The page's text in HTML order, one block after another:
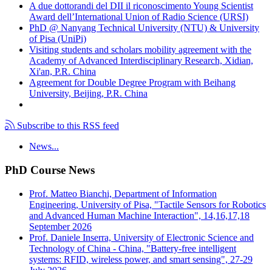
A due dottorandi del DII il riconoscimento Young Scientist
Award dell’International Union of Radio Science (URSI)
PhD @ Nanyang Technical University (NTU) & University
of Pisa (UniPi)
Visiting students and scholars mobility agreement with the
Academy of Advanced Interdisciplinary Research, Xidian,
Xi'an, P.R. China
Agreement for Double Degree Program with Beihang
University, Beijing, P.R. China
Subscribe to this RSS feed
News...
PhD Course News
Prof. Matteo Bianchi, Department of Information
Engineering, University of Pisa, "Tactile Sensors for Robotics
and Advanced Human Machine Interaction", 14,16,17,18
September 2026
Prof. Daniele Inserra, University of Electronic Science and
Technology of China - China, "Battery-free intelligent
systems: RFID, wireless power, and smart sensing", 27-29